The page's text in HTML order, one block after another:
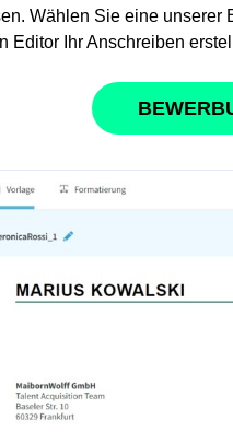
Wählen Sie eine unserer
Editor Ihr Anschreiben